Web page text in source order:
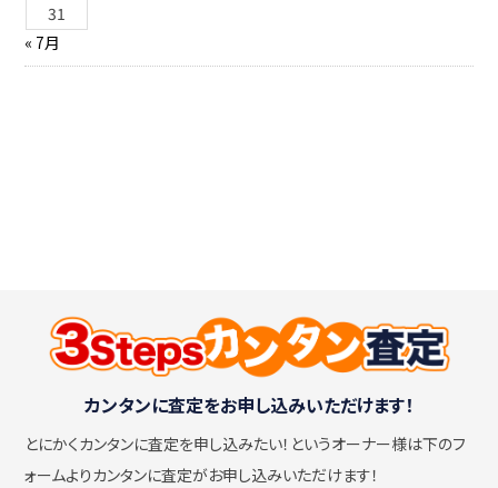
31
« 7月
カンタンに査定をお申し込みいただけます！
とにかくカンタンに査定を申し込みたい！ というオーナー様は下のフ
ォームよりカンタンに査定がお申し込みいただけます！